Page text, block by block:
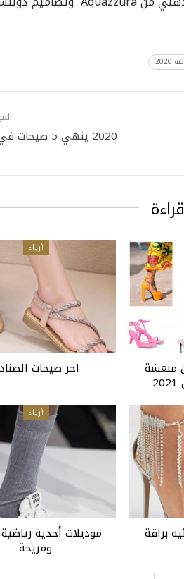
2020 ينهي 5 صيحات في عالم الموضة
منعشة
أزياء
اخر صيحات
براقة
أزياء
موديلات أحذية
ومريحة